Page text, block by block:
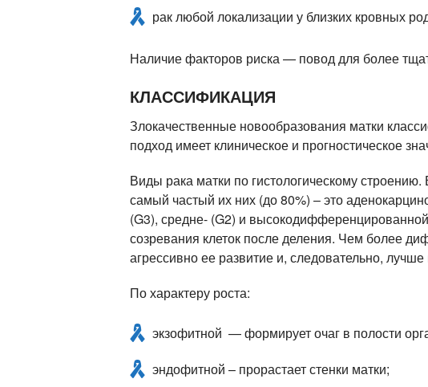
рак любой локализации у близких кровных
Наличие факторов риска — повод для более
КЛАССИФИКАЦИЯ
Злокачественные новообразования матки
подход имеет клиническое и прогностическое
Виды рака матки по гистологическому
самый частый их них (до 80%) – это
(G3), средне- (G2) и
созревания клеток после деления. Чем более
агрессивно ее развитие и, следовательно, лучше
По характеру роста:
экзофитной — формирует очаг в полости
эндофитной – прорастает стенки матки;